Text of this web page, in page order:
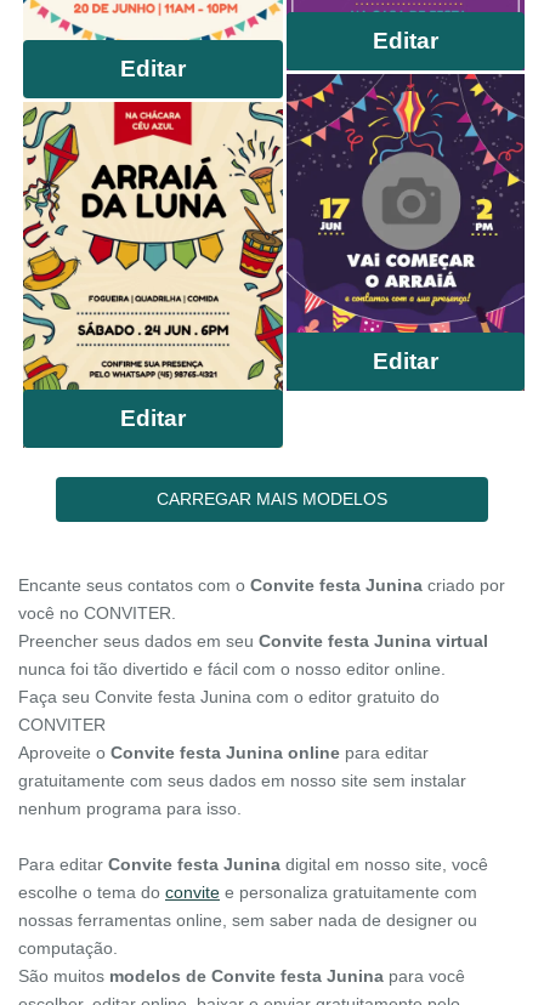
Editar
Editar
Editar
Editar
CARREGAR MAIS MODELOS
Encante seus contatos com o Convite festa Junina criado por
você no CONVITER.
Preencher seus dados em seu Convite festa Junina virtual
nunca foi tão divertido e fácil com o nosso editor online.
Faça seu Convite festa Junina com o editor gratuito do
CONVITER
Aproveite o Convite festa Junina online para editar
gratuitamente com seus dados em nosso site sem instalar
nenhum programa para isso.
Para editar Convite festa Junina digital em nosso site, você
escolhe o tema do convite e personaliza gratuitamente com
nossas ferramentas online, sem saber nada de designer ou
computação.
São muitos modelos de Convite festa Junina para você